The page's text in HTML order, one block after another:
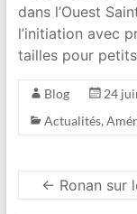
dans l’Ouest
l’initiation avec
tailles pour
Blog
24
Actualités,
← Ronan sur